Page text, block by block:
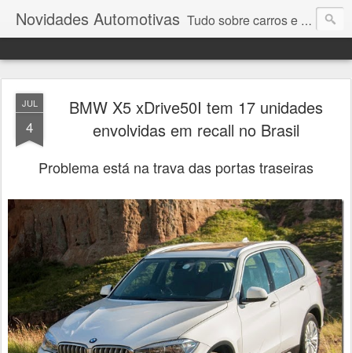
Novidades Automotivas Tudo sobre carros e motores
JUL
4
BMW X5 xDrive50I tem 17 unidades
envolvidas em recall no Brasil
Problema está na trava das portas traseiras